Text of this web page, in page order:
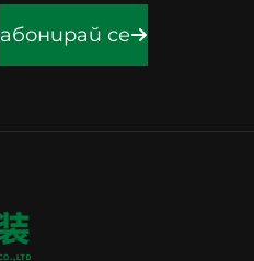
абонирай се